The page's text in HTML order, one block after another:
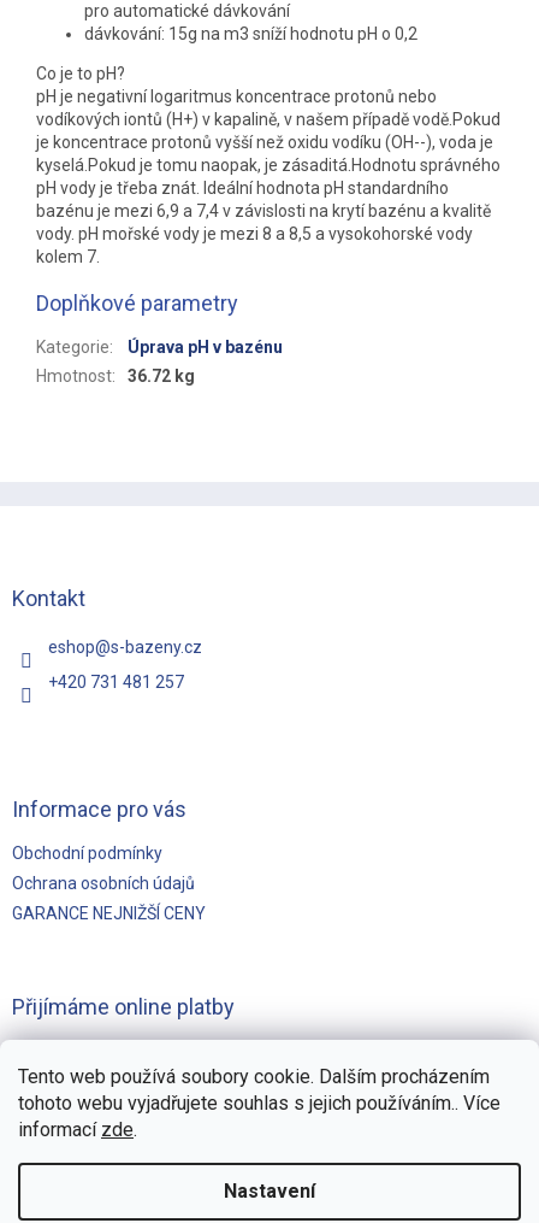
Tento web používá soubory cookie. Dalším procházením
tohoto webu vyjadřujete souhlas s jejich používáním.. Více
informací zde.
Nastavení
pro automatické dávkování
dávkování: 15g na m3 sníží hodnotu pH o 0,2
Co je to pH?
pH je negativní logaritmus koncentrace protonů nebo
vodíkových iontů (H+) v kapalině, v našem případě vodě.Pokud
je koncentrace protonů vyšší než oxidu vodíku (OH--), voda je
kyselá.Pokud je tomu naopak, je zásaditá.Hodnotu správného
pH vody je třeba znát. Ideální hodnota pH standardního
bazénu je mezi 6,9 a 7,4 v závislosti na krytí bazénu a kvalitě
vody. pH mořské vody je mezi 8 a 8,5 a vysokohorské vody
kolem 7.
Doplňkové parametry
Kategorie:
Úprava pH v bazénu
Hmotnost: 36.72 kg
Kontakt
eshop@s-bazeny.cz
+420 731 481 257
Informace pro vás
Obchodní podmínky
Ochrana osobních údajů
GARANCE NEJNIŽŠÍ CENY
Přijímáme online platby